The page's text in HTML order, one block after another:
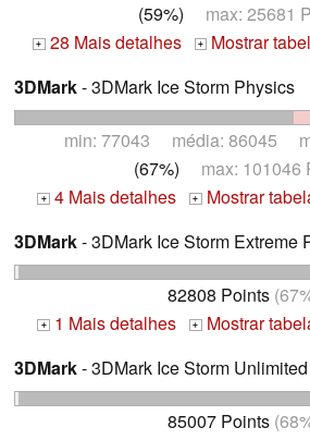
(59%) max: 25681
+ 28 Mais detalhes +
Mostrar
3DMark- 3DMark Ice Storm Physics
min: 77043 média: 86045
(67%) max: 101046
+ 4 Mais detalhes + Mostrar
3DMark- 3DMark Ice Storm Extreme
82808 Points
+ 1 Mais detalhes + Mostrar
3DMark- 3DMark Ice Storm
85007 Points